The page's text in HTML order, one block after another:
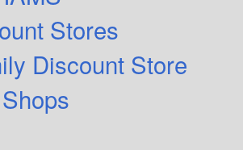
Stores
Discount Store